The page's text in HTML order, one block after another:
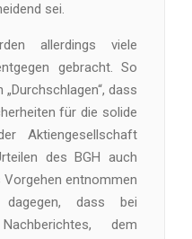
sei.
allerdings viele
gebracht. So
dass
für die solide
Aktiengesellschaft
des BGH auch
Vorgehen entnommen
dass bei
dem